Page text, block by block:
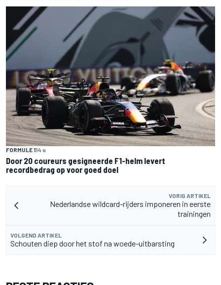
FORMULE 114 u
Door 20 coureurs gesigneerde F1-helm levert
recordbedrag op voor goed doel
VORIG ARTIKEL
Nederlandse wildcard-rijders imponeren in eerste
trainingen
VOLGEND ARTIKEL
Schouten diep door het stof na woede-uitbarsting